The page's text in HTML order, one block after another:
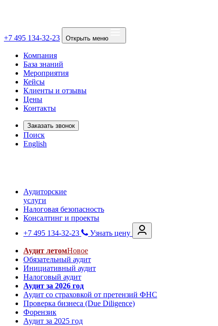
+7 495 134-32-23 Открыть меню
Компания
База знаний
Мероприятия
Кейсы
Клиенты и отзывы
Цены
Контакты
Заказать звонок
Поиск
English
Аудиторские
услуги
Налоговая безопасность
Консалтинг и проекты
+7 495 134-32-23
Узнать цену
Аудит летомНовое
Обязательный аудит
Инициативный аудит
Налоговый аудит
Аудит за 2026 год
Аудит со страховкой от претензий ФНС
Проверка бизнеса (Due Diligence)
Форензик
Аудит за 2025 год